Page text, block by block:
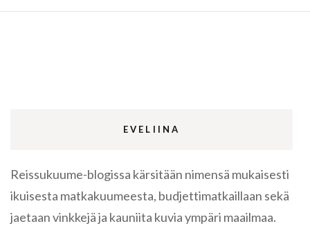
EVELIINA
Reissukuume-blogissa kärsitään nimensä mukaisesti
ikuisesta matkakuumeesta, budjettimatkaillaan sekä
jaetaan vinkkejä ja kauniita kuvia ympäri maailmaa.